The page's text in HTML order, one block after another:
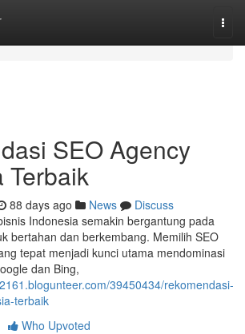
SEO Agency
Terbaik
88 days ago News
Discuss
Indonesia semakin bergantung pada
bertahan dan berkembang. Memilih SEO
tepat menjadi kunci utama mendominasi
dan Bing,
39450434/rekomendasi-
terbaik
Who Upvoted